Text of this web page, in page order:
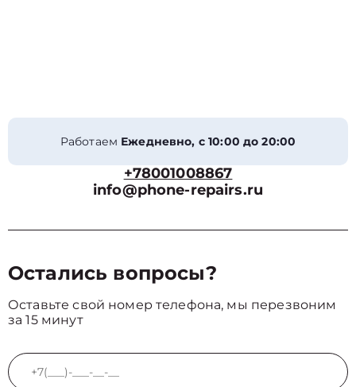
Работаем Ежедневно, с 10:00 до 20:00
+78001008867
info@phone-repairs.ru
Остались вопросы?
Оставьте свой номер телефона, мы перезвоним
за 15 минут